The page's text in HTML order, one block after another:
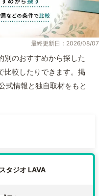
最終更新日：2026/08/07
別のおすすめから探した
比較したりできます。掲
式情報と独自取材をもと
タジオ LAVA